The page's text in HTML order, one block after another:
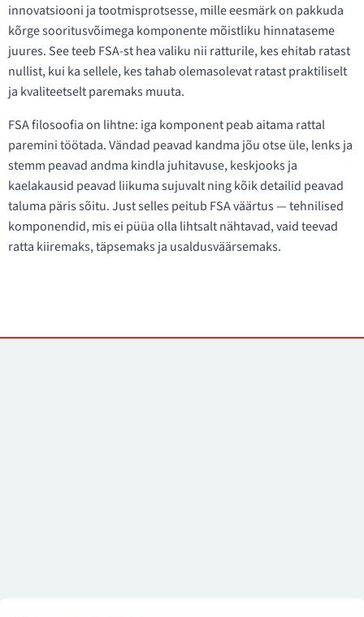
innovatsiooni ja tootmisprotsesse, mille eesmärk on pakkuda
kõrge sooritusvõimega komponente mõistliku hinnataseme
juures. See teeb FSA-st hea valiku nii ratturile, kes ehitab ratast
nullist, kui ka sellele, kes tahab olemasolevat ratast praktiliselt
ja kvaliteetselt paremaks muuta.
FSA filosoofia on lihtne: iga komponent peab aitama rattal
paremini töötada. Vändad peavad kandma jõu otse üle, lenks ja
stemm peavad andma kindla juhitavuse, keskjooks ja
kaelakausid peavad liikuma sujuvalt ning kõik detailid peavad
taluma päris sõitu. Just selles peitub FSA väärtus — tehnilised
komponendid, mis ei püüa olla lihtsalt nähtavad, vaid teevad
ratta kiiremaks, täpsemaks ja usaldusväärsemaks.